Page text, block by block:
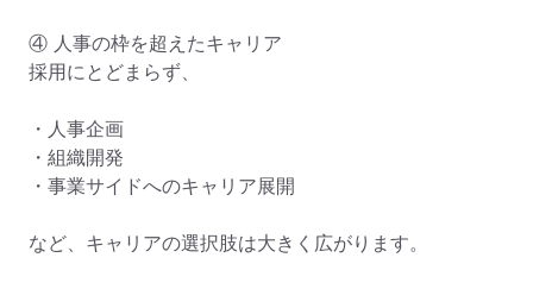
④ 人事の枠を超えたキャリア
採用にとどまらず、
・人事企画
・組織開発
・事業サイドへのキャリア展開
など、キャリアの選択肢は大きく広がります。